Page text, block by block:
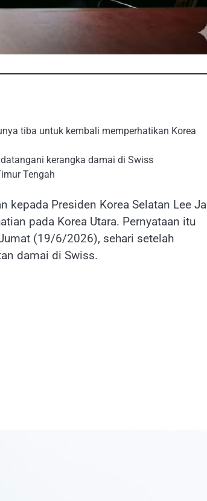
tiba untuk kembali memperhatikan Korea
kerangka damai di Swiss
Tengah
kepada Presiden Korea Selatan Lee
pada Korea Utara. Pernyataan itu
(19/6/2026), sehari setelah
damai di Swiss.